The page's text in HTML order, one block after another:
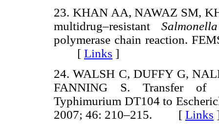
23. KHAN AA, NAWAZ SM,
multidrug–resistant Salmonella
polymerase chain reaction.
[ Links ]
24. WALSH C, DUFFY G,
FANNING S. Transfer of
Typhimurium DT104 to
2007; 46: 210–215. [ Links